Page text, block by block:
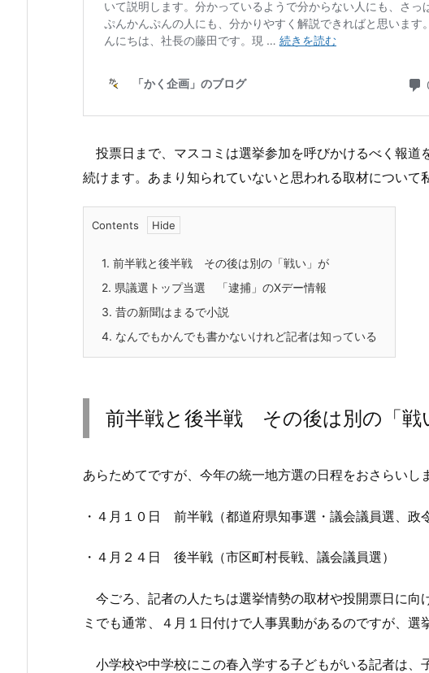
投票日まで、マスコミは選挙参加を呼びかけるべく報道
続けます。あまり知られていないと思われる取材について
Contents
1. 前半戦と後半戦 その後は別の「戦い」が
2. 県議選トップ当選 「逮捕」のXデー情報
3. 昔の新聞はまるで小説
4. なんでもかんでも書かないけれど記者は知っている
前半戦と後半戦 その後は別の「戦
あらためてですが、今年の統一地方選の日程をおさらいし
・４月１０日 前半戦（都道府県知事選・議会議員選、政
・４月２４日 後半戦（市区町村長戦、議会議員選）
今ごろ、記者の人たちは選挙情勢の取材や投開票日に向
ミでも通常、４月１日付けで人事異動があるのですが、選
小学校や中学校にこの春入学する子どもがいる記者は、